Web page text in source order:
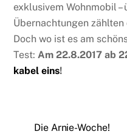
exklusivem Wohnmobil
Übernachtungen
Doch wo ist es am
Test:Am 22.8.2017 ab
kabel eins!
Die Arnie-Woche!